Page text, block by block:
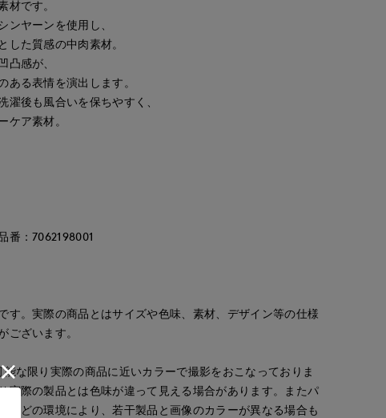
材です。
ンヤーンを使用し、
した質感の中肉素材。
凸感が、
ある表情を演出します。
濯後も風合いを保ちやすく、
ケア素材。
番：7062198001
す。実際の商品とはサイズや色味、素材、デザイン等の仕様
ございます。
な限り実際の商品に近いカラーで撮影をおこなっておりま
実際の製品とは色味が違って見える場合があります。またパ
などの環境により、若干製品と画像のカラーが異なる場合も